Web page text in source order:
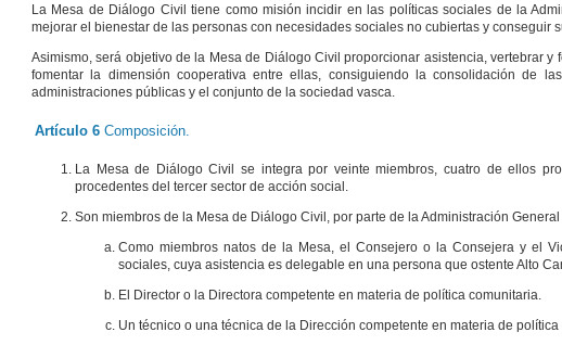
La Mesa de Diálogo Civil tiene como misión incidir en las políticas sociales de la
mejorar el bienestar de las personas con necesidades sociales no cubiertas y conseguir
Asimismo, será objetivo de la Mesa de Diálogo Civil proporcionar asistencia, vertebrar
fomentar la dimensión cooperativa entre ellas, consiguiendo la consolidación de
administraciones públicas y el conjunto de la sociedad vasca.
Artículo 6 Composición.
La Mesa de Diálogo Civil se integra por veinte miembros, cuatro de ellos
procedentes del tercer sector de acción social.
Son miembros de la Mesa de Diálogo Civil, por parte de la Administración
Como miembros natos de la Mesa, el Consejero o la Consejera y el
sociales, cuya asistencia es delegable en una persona que ostente Alto
El Director o la Directora competente en materia de política comunitaria.
Un técnico o una técnica de la Dirección competente en materia de política